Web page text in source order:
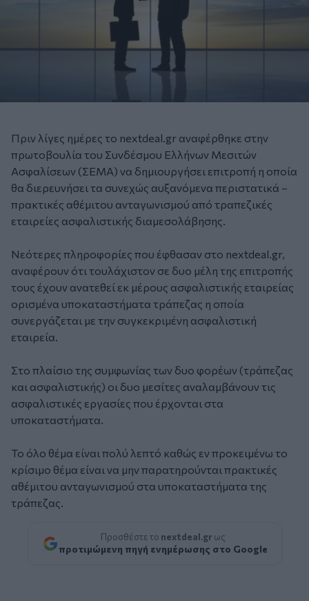
Πριν λίγες ημέρες το nextdeal.gr αναφέρθηκε στην
πρωτοβουλία του Συνδέσμου Ελλήνων Μεσιτών
Ασφαλίσεων (ΣΕΜΑ) να δημιουργήσει επιτροπή η οποία
θα διερευνήσει τα συνεχώς αυξανόμενα περιστατικά –
πρακτικές αθέμιτου ανταγωνισμού από τραπεζικές
εταιρείες ασφαλιστικής διαμεσολάβησης.
Νεότερες πληροφορίες που έφθασαν στο nextdeal.gr,
αναφέρουν ότι τουλάχιστον σε δυο μέλη της επιτροπής
τους έχουν ανατεθεί εκ μέρους ασφαλιστικής εταιρείας
ορισμένα υποκαταστήματα τράπεζας η οποία
συνεργάζεται με την συγκεκριμένη ασφαλιστική
εταιρεία.
Στο πλαίσιο της συμφωνίας των δυο φορέων (τράπεζας
και ασφαλιστικής) οι δυο μεσίτες αναλαμβάνουν τις
ασφαλιστικές εργασίες που έρχονται στα
υποκαταστήματα.
Το όλο θέμα είναι πολύ λεπτό καθώς εν προκειμένω το
κρίσιμο θέμα είναι να μην παρατηρούνται πρακτικές
αθέμιτου ανταγωνισμού στα υποκαταστήματα της
τράπεζας.
Προσθέστε το nextdeal.gr ως
προτιμώμενη πηγή ενημέρωσης στο Google